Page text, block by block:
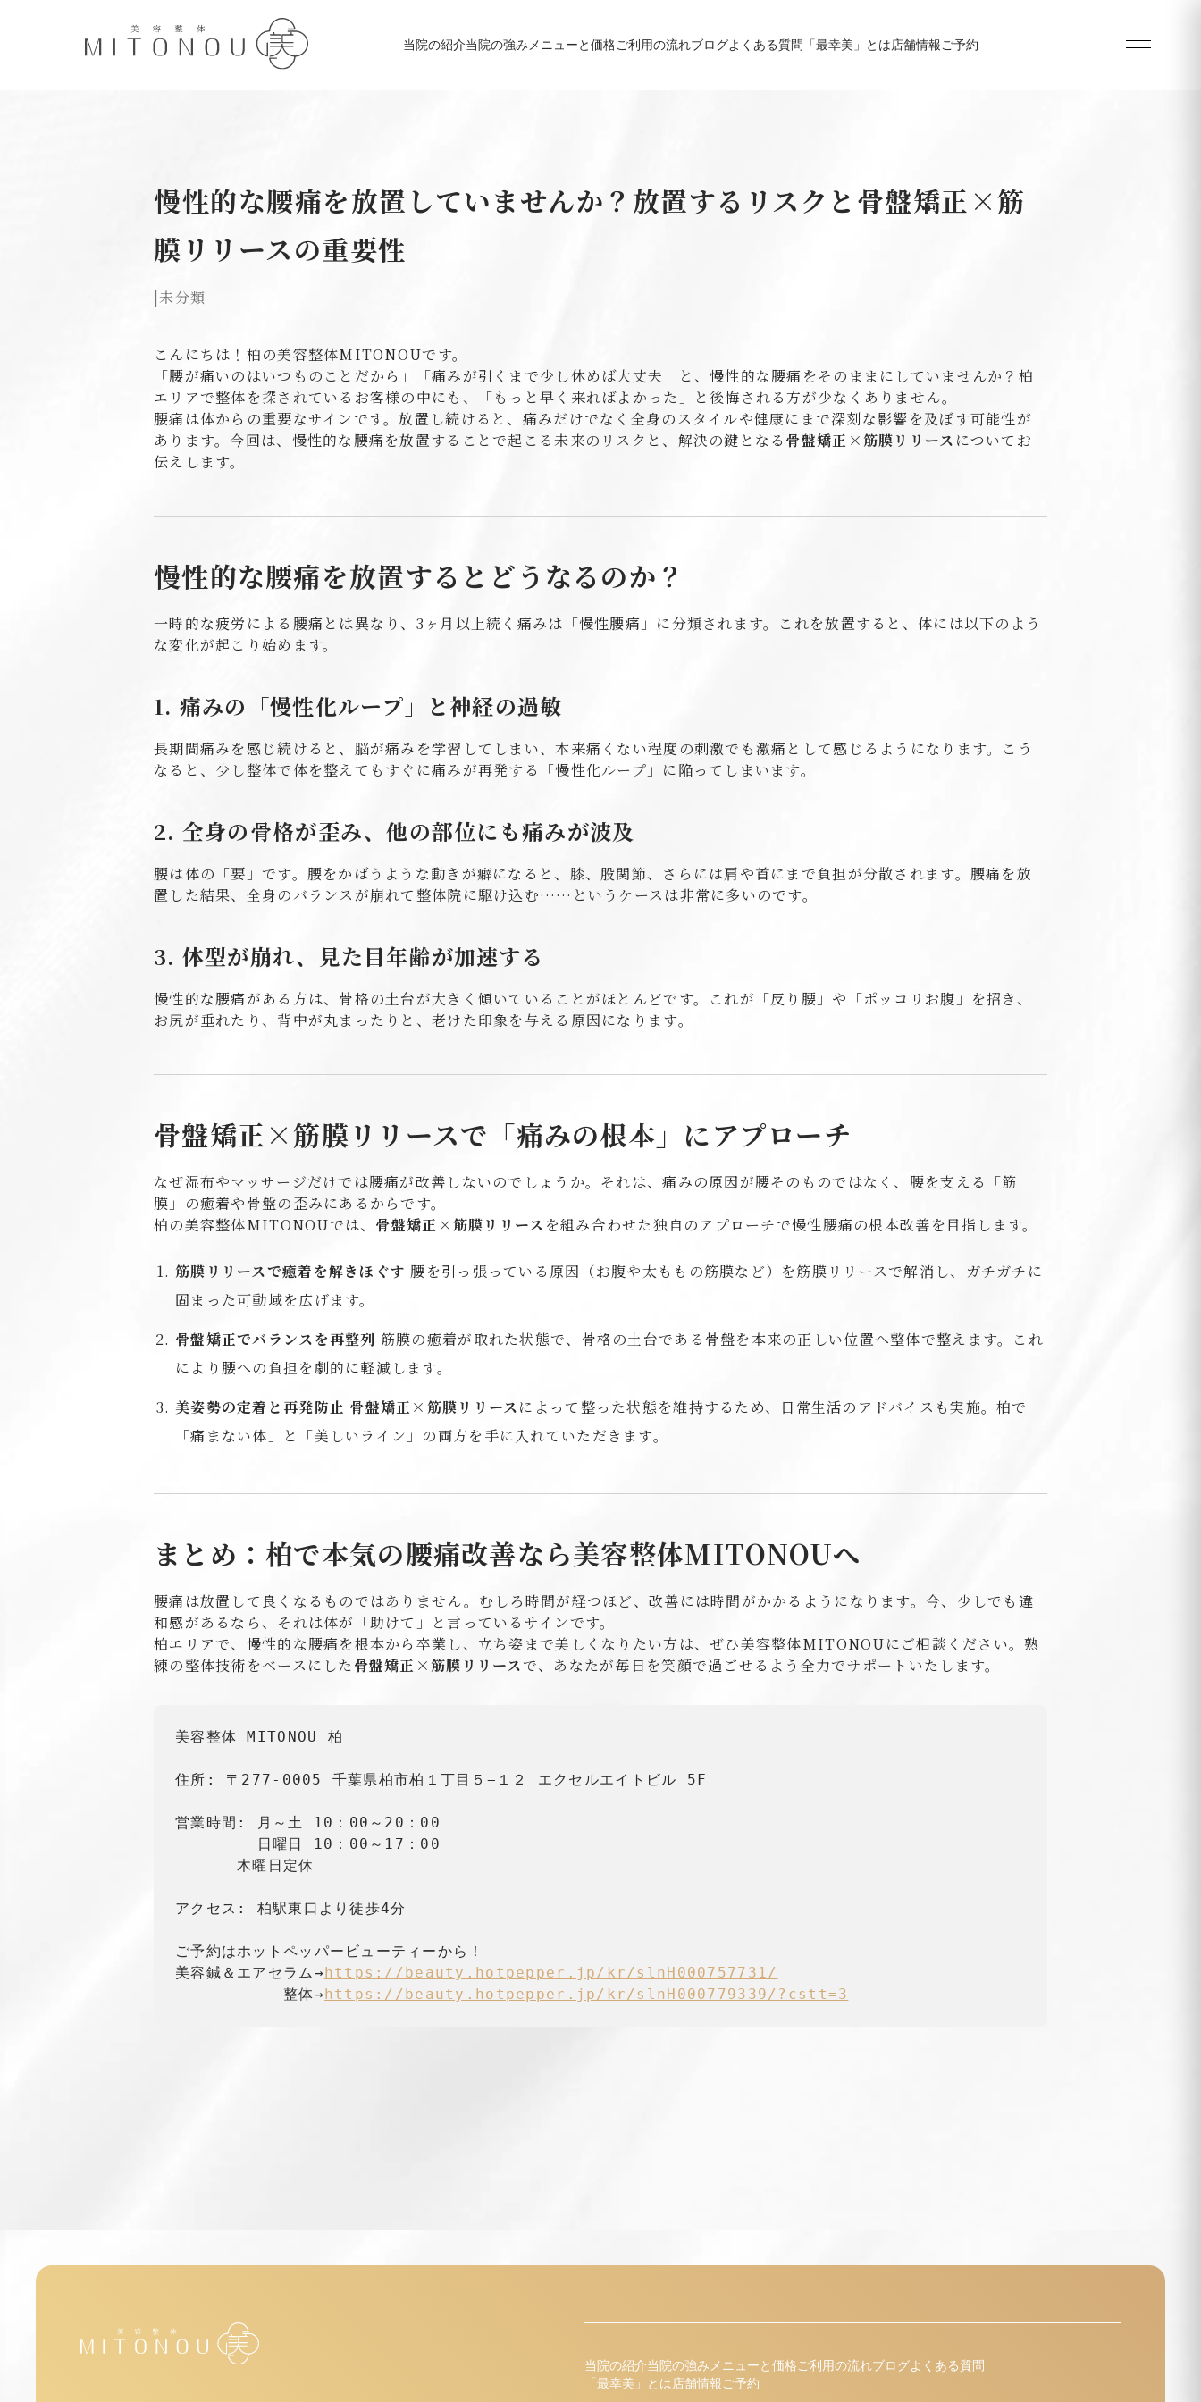
当院の紹介当院の強みメニューと価格ご利用の流れブログよくある質問 「最幸美」とは店舗情報ご予約
慢性的な腰痛を放置していませんか？放置するリスクと骨盤矯正×筋
膜リリースの重要性
|未分類
こんにちは！柏の美容整体MITONOUです。
「腰が痛いのはいつものことだから」「痛みが引くまで少し休めば大丈夫」と、慢性的な腰痛をそのままにしていませんか？柏
エリアで整体を探されているお客様の中にも、「もっと早く来ればよかった」と後悔される方が少なくありません。
腰痛は体からの重要なサインです。放置し続けると、痛みだけでなく全身のスタイルや健康にまで深刻な影響を及ぼす可能性が
あります。今回は、慢性的な腰痛を放置することで起こる未来のリスクと、解決の鍵となる 骨盤矯正×筋膜リリース についてお
伝えします。
慢性的な腰痛を放置するとどうなるのか？
一時的な疲労による腰痛とは異なり、3ヶ月以上続く痛みは「慢性腰痛」に分類されます。これを放置すると、体には以下のよう
な変化が起こり始めます。
1. 痛みの「慢性化ループ」と神経の過敏
長期間痛みを感じ続けると、脳が痛みを学習してしまい、本来痛くない程度の刺激でも激痛として感じるようになります。こう
なると、少し整体で体を整えてもすぐに痛みが再発する「慢性化ループ」に陥ってしまいます。
2. 全身の骨格が歪み、他の部位にも痛みが波及
腰は体の「要」です。腰をかばうような動きが癖になると、膝、股関節、さらには肩や首にまで負担が分散されます。腰痛を放
置した結果、全身のバランスが崩れて整体院に駆け込む……というケースは非常に多いのです。
3. 体型が崩れ、見た目年齢が加速する
慢性的な腰痛がある方は、骨格の土台が大きく傾いていることがほとんどです。これが「反り腰」や「ポッコリお腹」を招き、
お尻が垂れたり、背中が丸まったりと、老けた印象を与える原因になります。
骨盤矯正×筋膜リリースで「痛みの根本」にアプローチ
なぜ湿布やマッサージだけでは腰痛が改善しないのでしょうか。それは、痛みの原因が腰そのものではなく、腰を支える「筋
膜」の癒着や骨盤の歪みにあるからです。
柏の美容整体MITONOUでは、 骨盤矯正×筋膜リリース を組み合わせた独自のアプローチで慢性腰痛の根本改善を目指します。
筋膜リリースで癒着を解きほぐす 腰を引っ張っている原因（お腹や太ももの筋膜など）を筋膜リリースで解消し、ガチガチに
固まった可動域を広げます。
骨盤矯正でバランスを再整列 筋膜の癒着が取れた状態で、骨格の土台である骨盤を本来の正しい位置へ整体で整えます。これ
により腰への負担を劇的に軽減します。
美姿勢の定着と再発防止 骨盤矯正×筋膜リリースによって整った状態を維持するため、日常生活のアドバイスも実施。柏で
「痛まない体」と「美しいライン」の両方を手に入れていただきます。
まとめ：柏で本気の腰痛改善なら美容整体MITONOUへ
腰痛は放置して良くなるものではありません。むしろ時間が経つほど、改善には時間がかかるようになります。今、少しでも違
和感があるなら、それは体が「助けて」と言っているサインです。
柏エリアで、慢性的な腰痛を根本から卒業し、立ち姿まで美しくなりたい方は、ぜひ美容整体MITONOUにご相談ください。熟
練の整体技術をベースにした骨盤矯正×筋膜リリースで、あなたが毎日を笑顔で過ごせるよう全力でサポートいたします。
美容整体 MITONOU 柏
住所: 〒277-0005 千葉県柏市柏１丁目５−１２ エクセルエイトビル 5F
営業時間: 月～土 10：00～20：00
日曜日 10：00～17：00
木曜日定休
アクセス: 柏駅東口より徒歩4分
ご予約はホットペッパービューティーから！
美容鍼＆エアセラム→https://beauty.hotpepper.jp/kr/slnH000757731/
整体→https://beauty.hotpepper.jp/kr/slnH000779339/?cstt=3
当院の紹介当院の強みメニューと価格ご利用の流れブログよくある質問
「最幸美」とは店舗情報ご予約